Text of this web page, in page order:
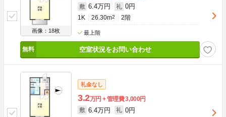
画像：18枚
敷 6.4万円 礼 0円
1K 26.30m2 2階
最上階
空室状況をお問い合わせ
礼金なし
3.2万円 管理費3,000円
敷 6.4万円 礼 0円